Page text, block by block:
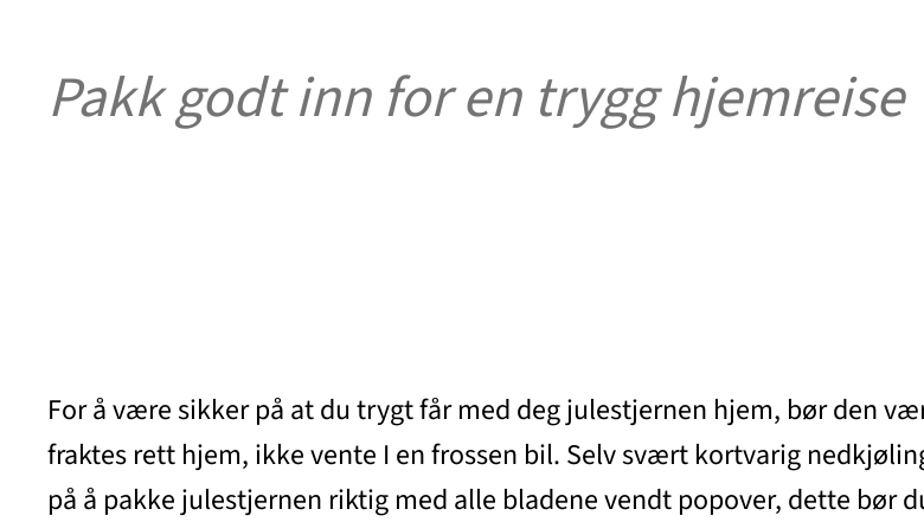
Pakk godt inn for en trygg hjemreise
For å være sikker på at du trygt får med deg julestjernen hjem, bør den
fraktes rett hjem, ikke vente I en frossen bil. Selv svært kortvarig
på å pakke julestjernen riktig med alle bladene vendt popover, dette bør